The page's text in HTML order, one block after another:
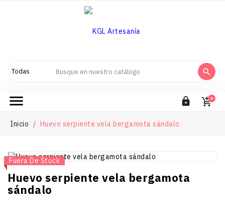

  0
Inicio Huevo serpiente vela bergamota sándalo
Nuevo
Fuera De Stock
Huevo serpiente vela bergamota
sándalo